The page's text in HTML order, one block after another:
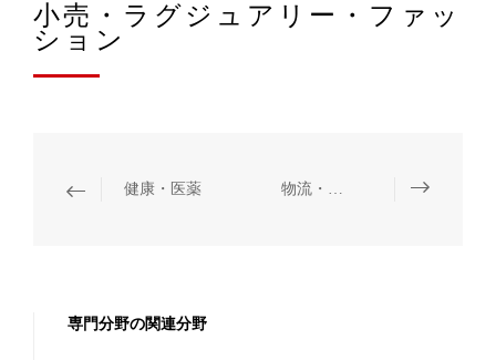
小売・ラグジュアリー・ファッ
ション
健康・医薬 物流・倉庫管理
専門分野の関連分野